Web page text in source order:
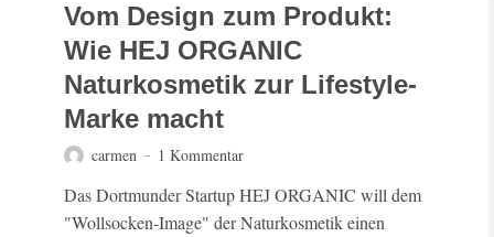
Vom Design zum Produkt:
Wie HEJ ORGANIC
Naturkosmetik zur Lifestyle-
Marke macht
carmen 1 Kommentar
Das Dortmunder Startup HEJ ORGANIC will dem
"Wollsocken-Image" der Naturkosmetik einen